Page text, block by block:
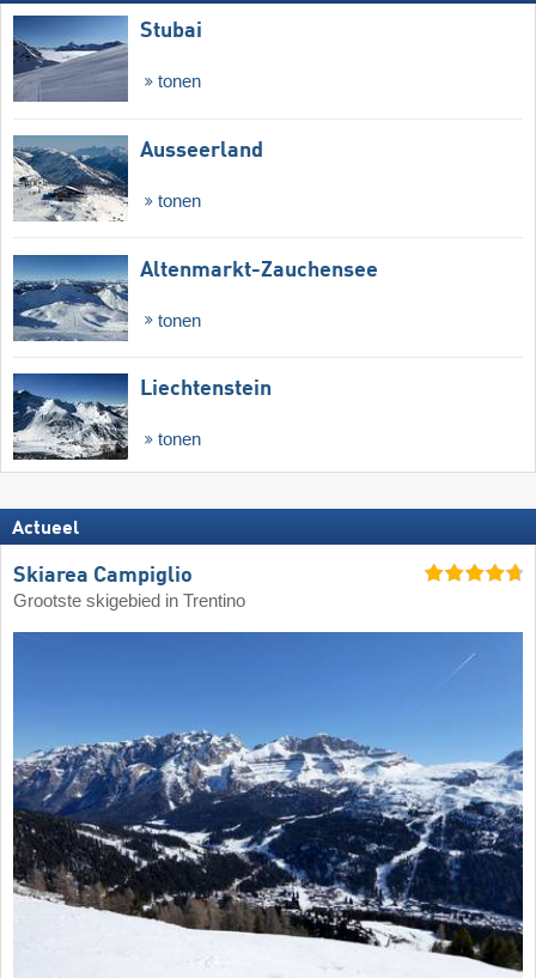
Stubai
tonen
Ausseerland
tonen
Altenmarkt-Zauchensee
tonen
Liechtenstein
tonen
Actueel
Skiarea Campiglio
Grootste skigebied in Trentino